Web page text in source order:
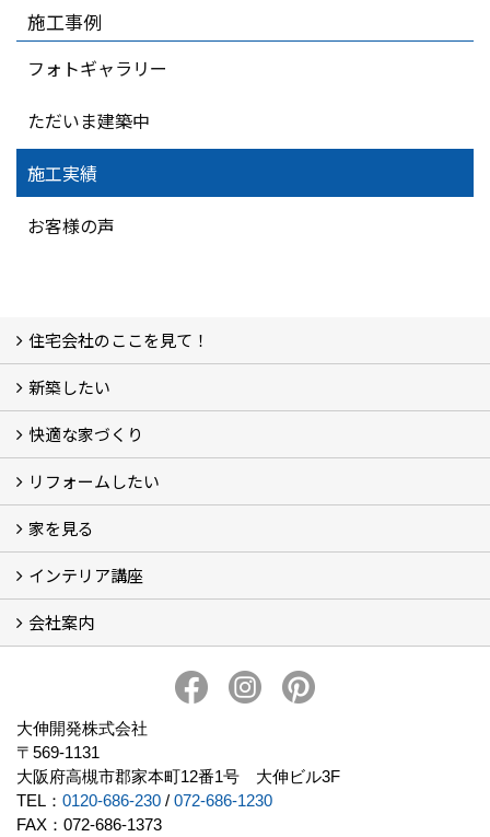
施工事例
フォトギャラリー
ただいま建築中
施工実績
お客様の声
住宅会社のここを見て！
家づくりをはじめる前に
施主をラクさせる会社とは？
理想の家を建てるには？
新築したい
こだわり
大伸の家づくり体制
地熱＆太陽光の家
家づくりスケジュール
アフター・保証体制
快適な家づくり
建替えたい
リフォームしたい
小さなリフォーム
大きなリフォーム
ビフォーアフター
家を見る
お客様の声
フォトギャラリー
ただいま建築中
施工実績
インテリア講座
イベント予告
イベント報告
会社案内
プライバシーポリシー
大伸開発株式会社
〒569-1131
大阪府高槻市郡家本町12番1号 大伸ビル3F
TEL： 0120-686-230 / 072-686-1230
FAX：072-686-1373